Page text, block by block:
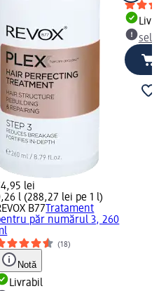
lei
l (288,27 lei pe 1 l)
B77 Tratament
păr numărul 3, 260
(18)
Notă
Livrabil